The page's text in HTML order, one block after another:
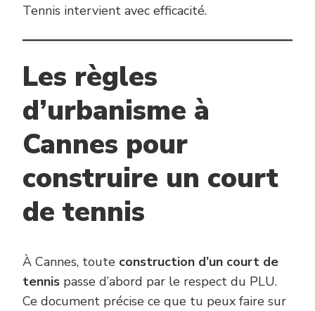
Tennis intervient avec efficacité.
Les règles
d’urbanisme à
Cannes pour
construire un court
de tennis
À Cannes, toute construction d’un court de
tennis passe d’abord par le respect du PLU.
Ce document précise ce que tu peux faire sur